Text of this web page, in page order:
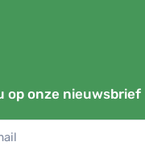
op onze nieuwsbrief